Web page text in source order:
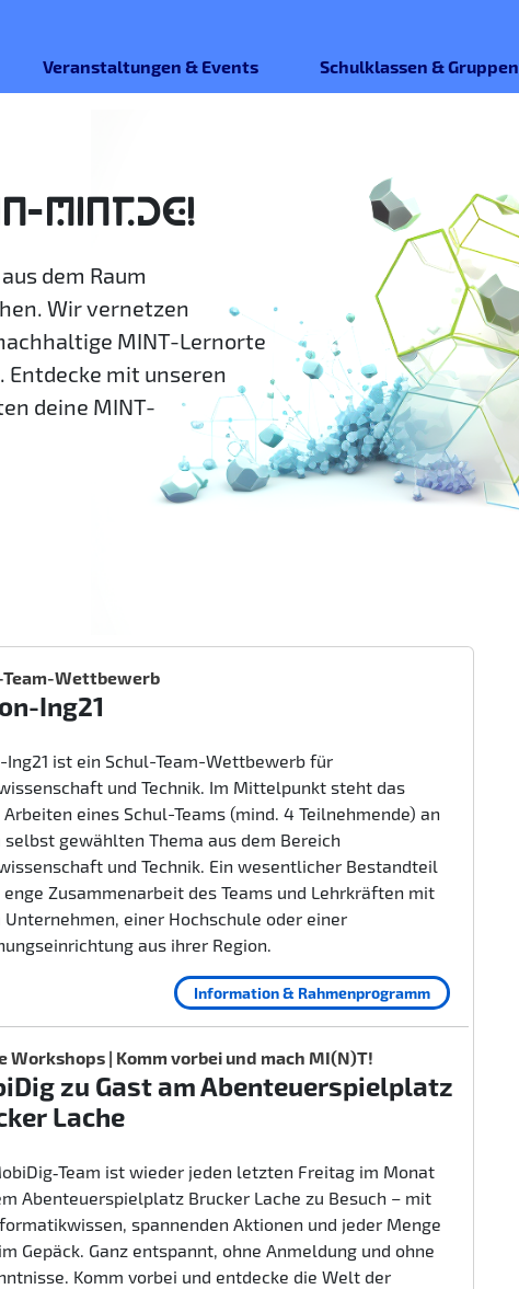
Veranstaltungen & Events Schulklassen & Gruppen
MINT.DE!
dem Raum
Wir vernetzen
MINT-Lernorte
Entdecke mit unseren
deine MINT-
Team-Wettbewerb
Ing21
Ing21 ist ein Schul-Team-Wettbewerb für
und Technik. Im Mittelpunkt steht das
eines Schul-Teams (mind. 4 Teilnehmende) an
selbst gewählten Thema aus dem Bereich
und Technik. Ein wesentlicher Bestandteil
enge Zusammenarbeit des Teams und Lehrkräften mit
Unternehmen, einer Hochschule oder einer
aus ihrer Region.
Information & Rahmenprogramm
Workshops | Komm vorbei und mach MI(N)T!
zu Gast am Abenteuerspielplatz
Lache
ist wieder jeden letzten Freitag im Monat
Abenteuerspielplatz Brucker Lache zu Besuch – mit
spannenden Aktionen und jeder Menge
Gepäck. Ganz entspannt, ohne Anmeldung und ohne
Komm vorbei und entdecke die Welt der